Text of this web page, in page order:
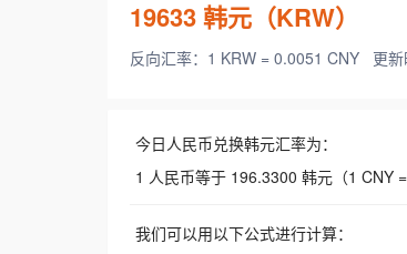
19633韩元（KRW）
反向汇率：1 KRW = 0.0051 CNY 更
今日人民币兑换韩元汇率为：
1 人民币等于 196.3300 韩元（1 CNY
我们可以用以下公式进行计算：